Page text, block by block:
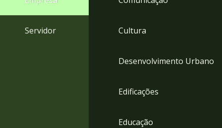
menu
Servidor Cultura
Desenvolvimento Urbano
Edificações
Educação